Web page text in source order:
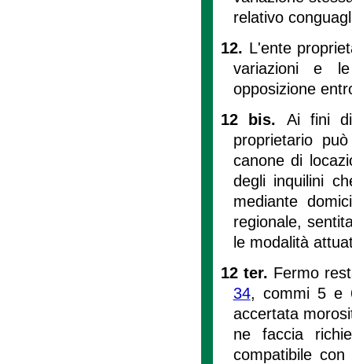
relativo
12. L'ente
variazioni e le
opposizione
12 bis. Ai fini
proprietario
canone di
degli inquilini
mediante
regionale,
le modalità
12 ter. Fermo
34, commi 5 e
accertata
ne faccia
compatibile